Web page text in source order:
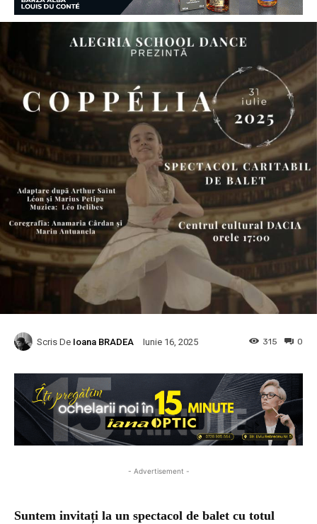
Scris De Ioana BRADEA Iunie 16, 2025 0
315
- Advertisement -
Suntem invitați la un spectacol de balet cu totul